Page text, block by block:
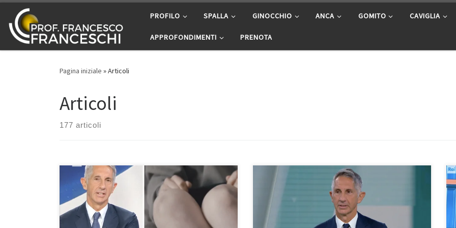
Passa al contenuto PROFILO SPALLA GINOCCHIO ANCA GOMITO CAVIGLIA
APPROFONDIMENTI PRENOTA
Pagina iniziale »Articoli
Articoli
177 articoli
Perché il menisco si lesiona? Intervista UnoMattina
News 13/7/2026. In questa intervista ho spiegato
perché il menisco può lesionarsi anche con un
semplice movimento quotidiano, quali sono i sintomi
La chirurgia mini invasiva in ortopedia. In questa
intervista rilasciata al Tg5 Salute del 4/6/2026 il Prof.
Francesco Franceschi ortopedico di spalla, ginocchio e
anca ci spiega di cosa si tratta. Potete vedere